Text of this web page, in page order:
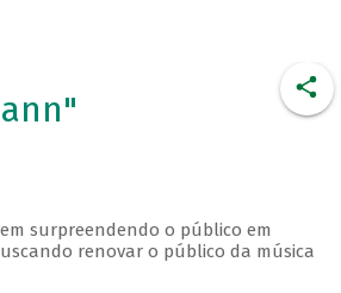
surpreendendo o público em
renovar o público da música